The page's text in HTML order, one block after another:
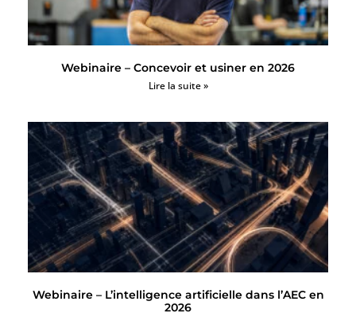
Webinaire – Concevoir et usiner en 2026
Lire la suite »
Webinaire – L’intelligence artificielle dans l’AEC en
2026